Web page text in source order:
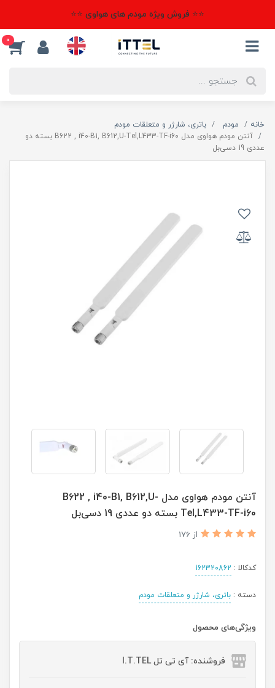
⭐⭐ فروش ویژه مودم های هواوی ⭐⭐
0
خانه مودم
باتری، شارژر و متعلقات مودم
آنتن مودم هواوی مدل B622 , i40-B1, B612,U-Tel,L433-TF-i60 بسته دو
عددی 19 دسی‌بل
آنتن مودم هواوی مدل B622 , i40-B1, B612,U-
Tel,L433-TF-i60 بسته دو عددی 19 دسی‌بل
از 176
کدکالا : 162320862
دسته : باتری، شارژر و متعلقات مودم
ویژگی‌های محصول
فروشنده: آی تی تل I.T.TEL